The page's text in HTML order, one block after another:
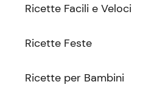
Ricette Facili e Veloci
Ricette Feste
Ricette per Bambini